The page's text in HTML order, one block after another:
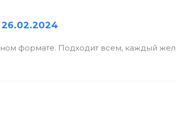
формате. Подходит всем, каждый